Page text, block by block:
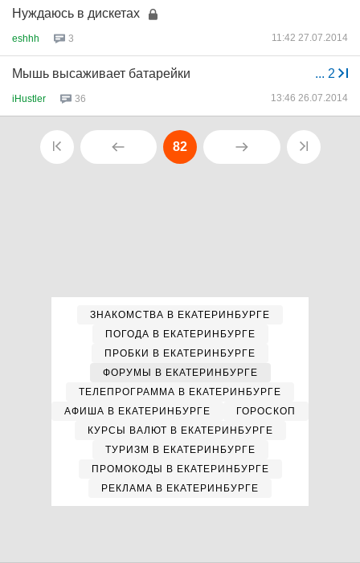
Нуждаюсь в дискетах
eshhh 3 11:42 27.07.2014
... 2
Мышь высаживает батарейки
iHustler 36 13:46 26.07.2014
82
ЗНАКОМСТВА В ЕКАТЕРИНБУРГЕ
ПОГОДА В ЕКАТЕРИНБУРГЕ
ПРОБКИ В ЕКАТЕРИНБУРГЕ
ФОРУМЫ В ЕКАТЕРИНБУРГЕ
ТЕЛЕПРОГРАММА В ЕКАТЕРИНБУРГЕ
АФИША В ЕКАТЕРИНБУРГЕ
ГОРОСКОП
КУРСЫ ВАЛЮТ В ЕКАТЕРИНБУРГЕ
ТУРИЗМ В ЕКАТЕРИНБУРГЕ
ПРОМОКОДЫ В ЕКАТЕРИНБУРГЕ
РЕКЛАМА В ЕКАТЕРИНБУРГЕ